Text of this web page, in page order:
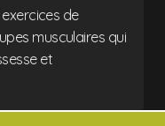
de
musculaires qui
et